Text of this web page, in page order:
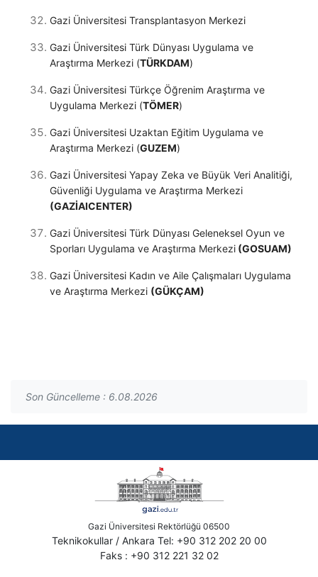
Gazi Üniversitesi Transplantasyon Merkezi
Gazi Üniversitesi Türk Dünyası Uygulama ve
Araştırma Merkezi (TÜRKDAM)
Gazi Üniversitesi Türkçe Öğrenim Araştırma ve
Uygulama Merkezi (TÖMER)
Gazi Üniversitesi Uzaktan Eğitim Uygulama ve
Araştırma Merkezi (GUZEM)
Gazi Üniversitesi Yapay Zeka ve Büyük Veri Analitiği,
Güvenliği Uygulama ve Araştırma Merkezi
(GAZİAICENTER)
Gazi Üniversitesi Türk Dünyası Geleneksel Oyun ve
Sporları Uygulama ve Araştırma Merkezi (GOSUAM)
Gazi Üniversitesi Kadın ve Aile Çalışmaları Uygulama
ve Araştırma Merkezi (GÜKÇAM)
Son Güncelleme : 6.08.2026
Gazi Üniversitesi Rektörlüğü 06500
Teknikokullar / Ankara Tel: +90 312 202 20 00
Faks : +90 312 221 32 02